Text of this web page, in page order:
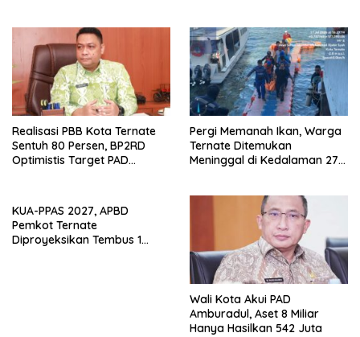
Realisasi PBB Kota Ternate
Sentuh 80 Persen, BP2RD
Optimistis Target PAD
Pergi Memanah Ikan, Warga
Ternate Ditemukan
Meninggal di Kedalaman 27
KUA-PPAS 2027, APBD
Pemkot Ternate
Diproyeksikan Tembus 1
Wali Kota Akui PAD
Amburadul, Aset 8 Miliar
Hanya Hasilkan 542 Juta